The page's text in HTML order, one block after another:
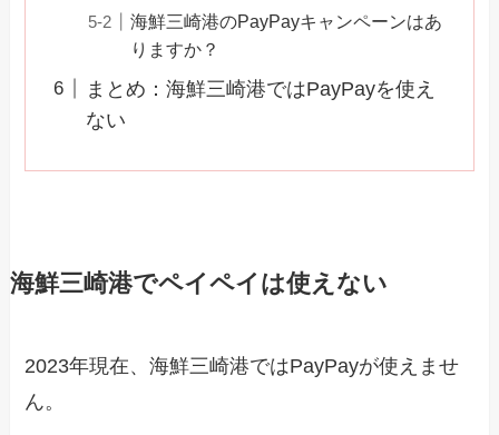
海鮮三崎港のPayPayキャンペーンはあ
りますか？
まとめ：海鮮三崎港ではPayPayを使え
ない
海鮮三崎港でペイペイは使えない
2023年現在、海鮮三崎港ではPayPayが使えませ
ん。